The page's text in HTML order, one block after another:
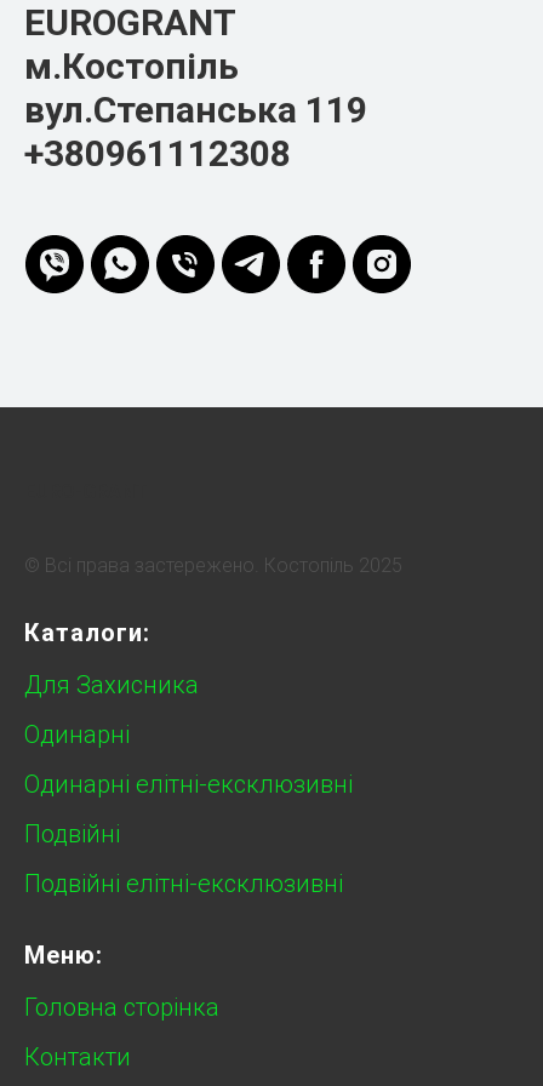
EUROGRANT
м.Костопіль
вул.Степанська 119
+380961112308
© Всі права застережено. Костопіль 2025
Каталоги:
Для Захисника
Одинарні
Одинарні елітні-ексклюзивні
Подвійні
Подвійні елітні-ексклюзивні
Меню:
Головна сторінка
Контакти